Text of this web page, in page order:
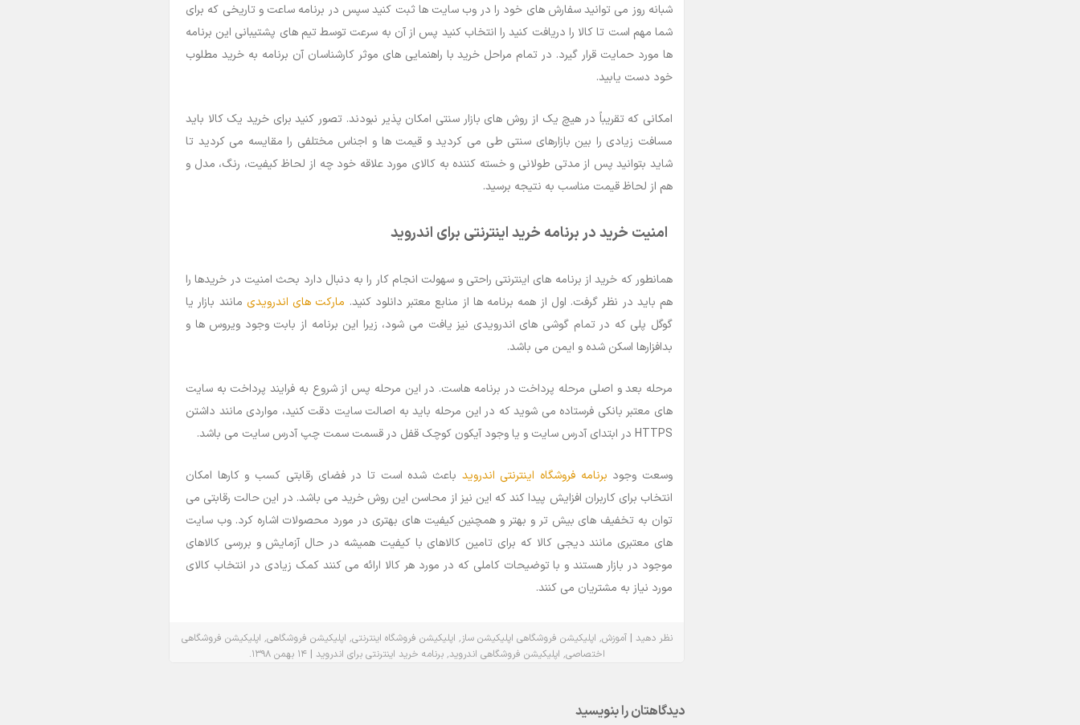
شبانه روز می توانید سفارش های خود را در وب سایت ها ثبت کنید سپس در برنامه ساعت و تاریخی که برای
شما مهم است تا کالا را دریافت کنید را انتخاب کنید پس از آن به سرعت توسط تیم های پشتیبانی این برنامه
ها مورد حمایت قرار گیرد. در تمام مراحل خرید با راهنمایی های موثر کارشناسان آن برنامه به خرید مطلوب
خود دست یابید.
امکانی که تقریباً در هیچ یک از روش های بازار سنتی امکان پذیر نبودند. تصور کنید برای خرید یک کالا باید
مسافت زیادی را بین بازارهای سنتی طی می کردید و قیمت ها و اجناس مختلفی را مقایسه می کردید تا
شاید بتوانید پس از مدتی طولانی و خسته کننده به کالای مورد علاقه خود چه از لحاظ کیفیت، رنگ، مدل و
هم از لحاظ قیمت مناسب به نتیجه برسید.
امنیت خرید در برنامه خرید اینترنتی برای اندروید
همانطور که خرید از برنامه های اینترنتی راحتی و سهولت انجام کار را به دنبال دارد بحث امنیت در خریدها را
هم باید در نظر گرفت. اول از همه برنامه ها از منابع معتبر دانلود کنید. مارکت های اندرویدی مانند بازار یا
گوگل پلی که در تمام گوشی های اندرویدی نیز یافت می شود، زیرا این برنامه از بابت وجود ویروس ها و
بدافزارها اسکن شده و ایمن می باشد.
مرحله بعد و اصلی مرحله پرداخت در برنامه هاست. در این مرحله پس از شروع به فرایند پرداخت به سایت
های معتبر بانکی فرستاده می شوید که در این مرحله باید به اصالت سایت دقت کنید، مواردی مانند داشتن
HTTPS در ابتدای آدرس سایت و یا وجود آیکون کوچک قفل در قسمت سمت چپ آدرس سایت می باشد.
وسعت وجود برنامه فروشگاه اینترنتی اندروید باعث شده است تا در فضای رقابتی کسب و کارها امکان
انتخاب برای کاربران افزایش پیدا کند که این نیز از محاسن این روش خرید می باشد. در این حالت رقابتی می
توان به تخفیف های بیش تر و بهتر و همچنین کیفیت های بهتری در مورد محصولات اشاره کرد. وب سایت
های معتبری مانند دیجی کالا که برای تامین کالاهای با کیفیت همیشه در حال آزمایش و بررسی کالاهای
موجود در بازار هستند و با توضیحات کاملی که در مورد هر کالا ارائه می کنند کمک زیادی در انتخاب کالای
مورد نیاز به مشتریان می کنند.
نظر دهید |آموزش٬ اپلیکیشن فروشگاهی اپلیکیشن ساز٬ اپلیکیشن فروشگاه اینترنتی٬ اپلیکیشن فروشگاهی٬ اپلیکیشن فروشگاهی
اختصاصی٬ اپلیکیشن فروشگاهی اندروید٬ برنامه خرید اینترنتی برای اندروید |۱۴ بهمن ۱۳۹۸ .
دیدگاهتان را بنویسید